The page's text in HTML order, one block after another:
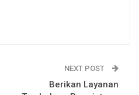
NEXT POST
Berikan Layanan